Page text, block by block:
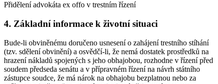
Přidělení advokáta ex offo v trestním řízení
4. Základní informace k životní situaci
Bude-li obviněnému doručeno usnesení o zahájení trestního stíhání
(tzv. sdělení obvinění) a osvědčí-li, že nemá dostatek prostředků na
hrazení nákladů spojených s jeho obhajobou, rozhodne v řízení před
soudem předseda senátu a v přípravném řízení na návrh státního
zástupce soudce, že má nárok na obhajobu bezplatnou nebo za